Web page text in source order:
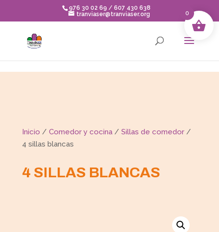
976 30 02 69 / 607 430 638
tranviaser@tranviaser.org
Inicio / Comedor y cocina/ Sillas de comedor/
4 sillas blancas
4 SILLAS BLANCAS
0